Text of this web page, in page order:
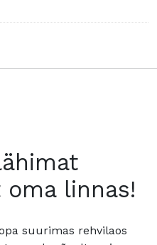
linnas!
suurimas rehvilaos